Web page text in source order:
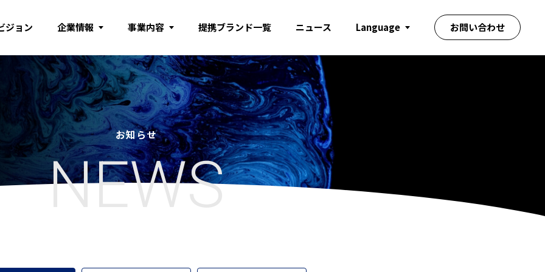
ジョン 企業情報 事業内容 提携ブランド一覧 ニュース Language お問い合わせ
お知らせ
NEWS